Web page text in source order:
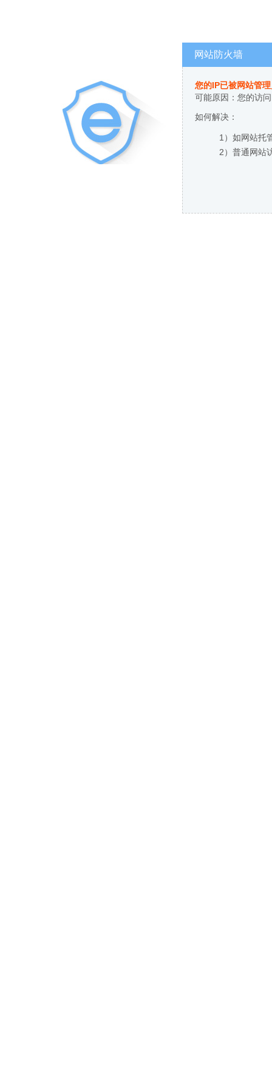
网站防火墙
您的IP已被网站管
可能原因：您的访
如何解决：
1）如网站托
2）普通网站